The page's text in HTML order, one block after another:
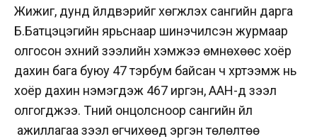
Жижиг, дунд үйлдвэрийг хөгжүүлэх сангийн дарга
Б.Батцэцэгийн ярьснаар шинэчилсэн журмаар
олгосон эхний зээлийн хэмжээ өмнөхөөс хоёр
дахин бага буюу 47 тэрбум байсан ч хүртээмж нь
хоёр дахин нэмэгдэж 467 иргэн, ААН-д зээл
олгогджээ. Түүний онцолсноор сангийн үйл
ажиллагаа зээл өгчихөөд эргэн төлөлтөө